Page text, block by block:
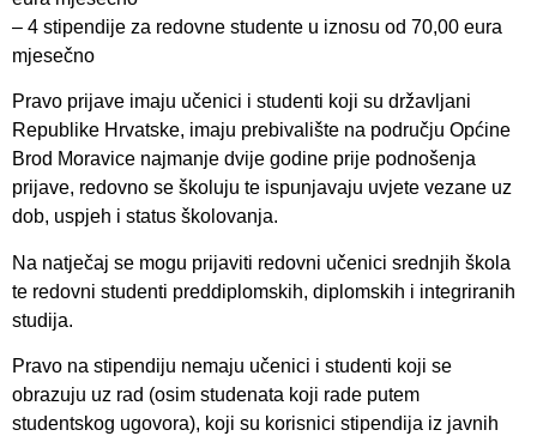
– 4 stipendije za redovne studente u iznosu od 70,00 eura
mjesečno
Pravo prijave imaju učenici i studenti koji su državljani
Republike Hrvatske, imaju prebivalište na području Općine
Brod Moravice najmanje dvije godine prije podnošenja
prijave, redovno se školuju te ispunjavaju uvjete vezane uz
dob, uspjeh i status školovanja.
Na natječaj se mogu prijaviti redovni učenici srednjih škola
te redovni studenti preddiplomskih, diplomskih i integriranih
studija.
Pravo na stipendiju nemaju učenici i studenti koji se
obrazuju uz rad (osim studenata koji rade putem
studentskog ugovora), koji su korisnici stipendija iz javnih